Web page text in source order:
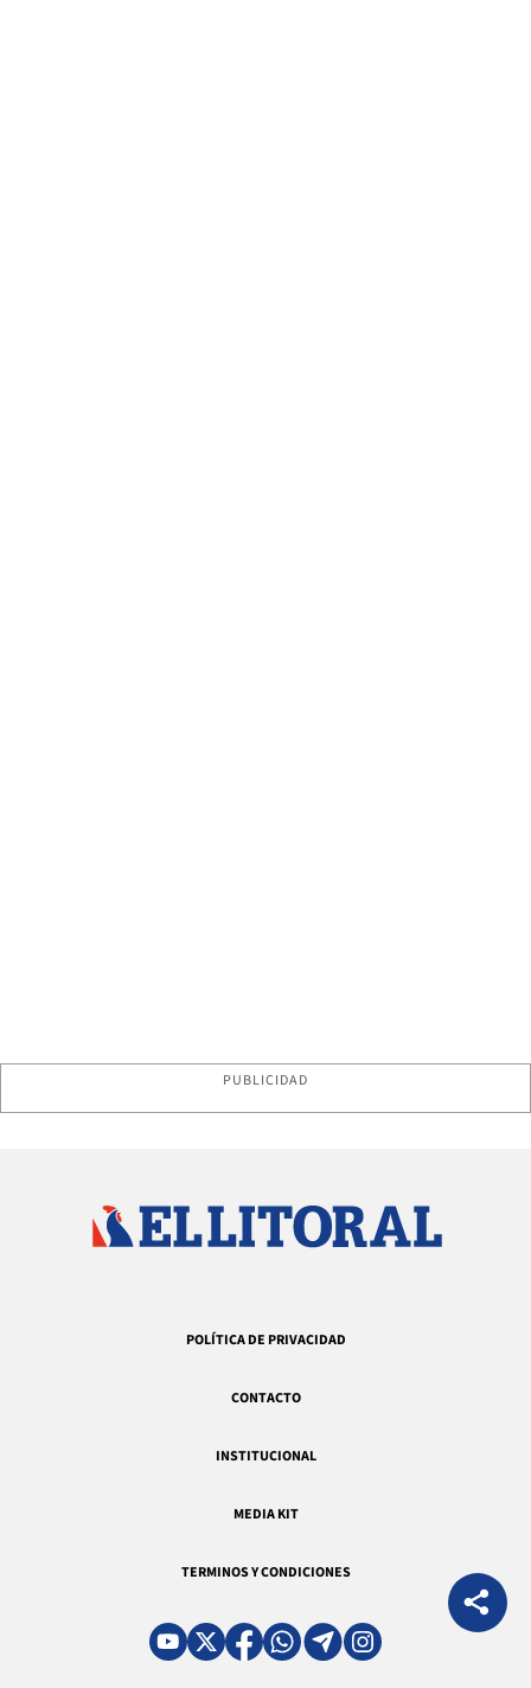
PUBLICIDAD
POLÍTICA DE PRIVACIDAD
CONTACTO
INSTITUCIONAL
MEDIA KIT
TERMINOS Y CONDICIONES